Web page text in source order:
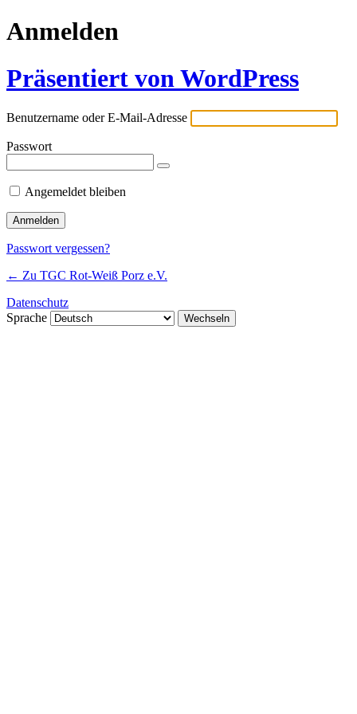
Anmelden
Präsentiert von WordPress
Benutzername oder E-Mail-Adresse
Passwort
Angemeldet bleiben
Passwort vergessen?
← Zu TGC Rot-Weiß Porz e.V.
Datenschutz
Sprache